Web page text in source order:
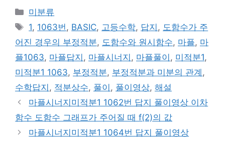
카
테
고
리
미분류
태
그
1, 1063번 , BASIC, 고등수학, 답지 , 도함수가 주
어진 경우의 부정적분, 도함수와 원시함수, 마플, 마
플1063, 마플답지 , 마플시너지 , 마플풀이 , 미적분1,
미적분1 1063, 부정적분, 부정적분과 미분의 관계 ,
수학답지 , 적분상수, 풀이 , 풀이영상, 해설
마플시너지미적분1 1062번 답지 풀이영상 이차
함수 도함수 그래프가 주어질 때 f(2)의 값
마플시너지미적분1 1064번 답지 풀이영상